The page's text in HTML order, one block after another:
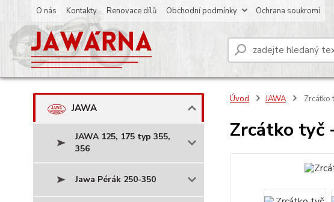
O nás Kontakty Renovace dílů Obchodní podmínky Ochrana soukromí
JAWA
JAWA 125, 175 typ 355,
356
Jawa Pérák 250-350
Úvod JAWA Zrcátko
Zrcátko tyč